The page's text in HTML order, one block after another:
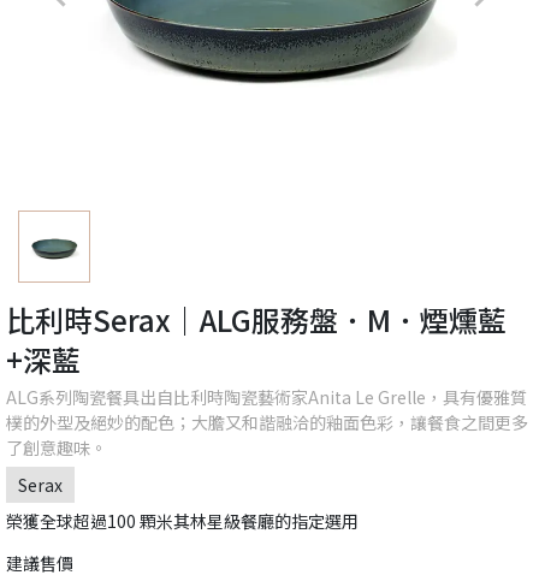
比利時Serax｜ALG服務盤．M．煙燻藍
+深藍
ALG系列陶瓷餐具出自比利時陶瓷藝術家Anita Le Grelle，具有優雅質
樸的外型及絕妙的配色；大膽又和諧融洽的釉面色彩，讓餐食之間更多
了創意趣味。
Serax
榮獲全球超過100 顆米其林星級餐廳的指定選用
建議售價